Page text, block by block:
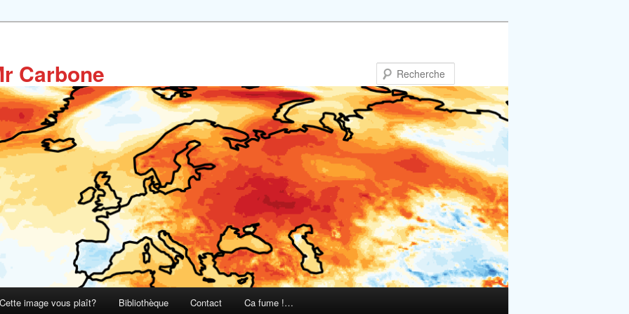
Carbone
Cette image vous plaît? Bibliothèque Contact Ca fume !…